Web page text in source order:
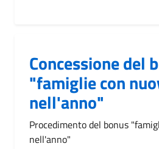
Concessione del
"famiglie con
nell'anno"
Procedimento del bonus
nell'anno"